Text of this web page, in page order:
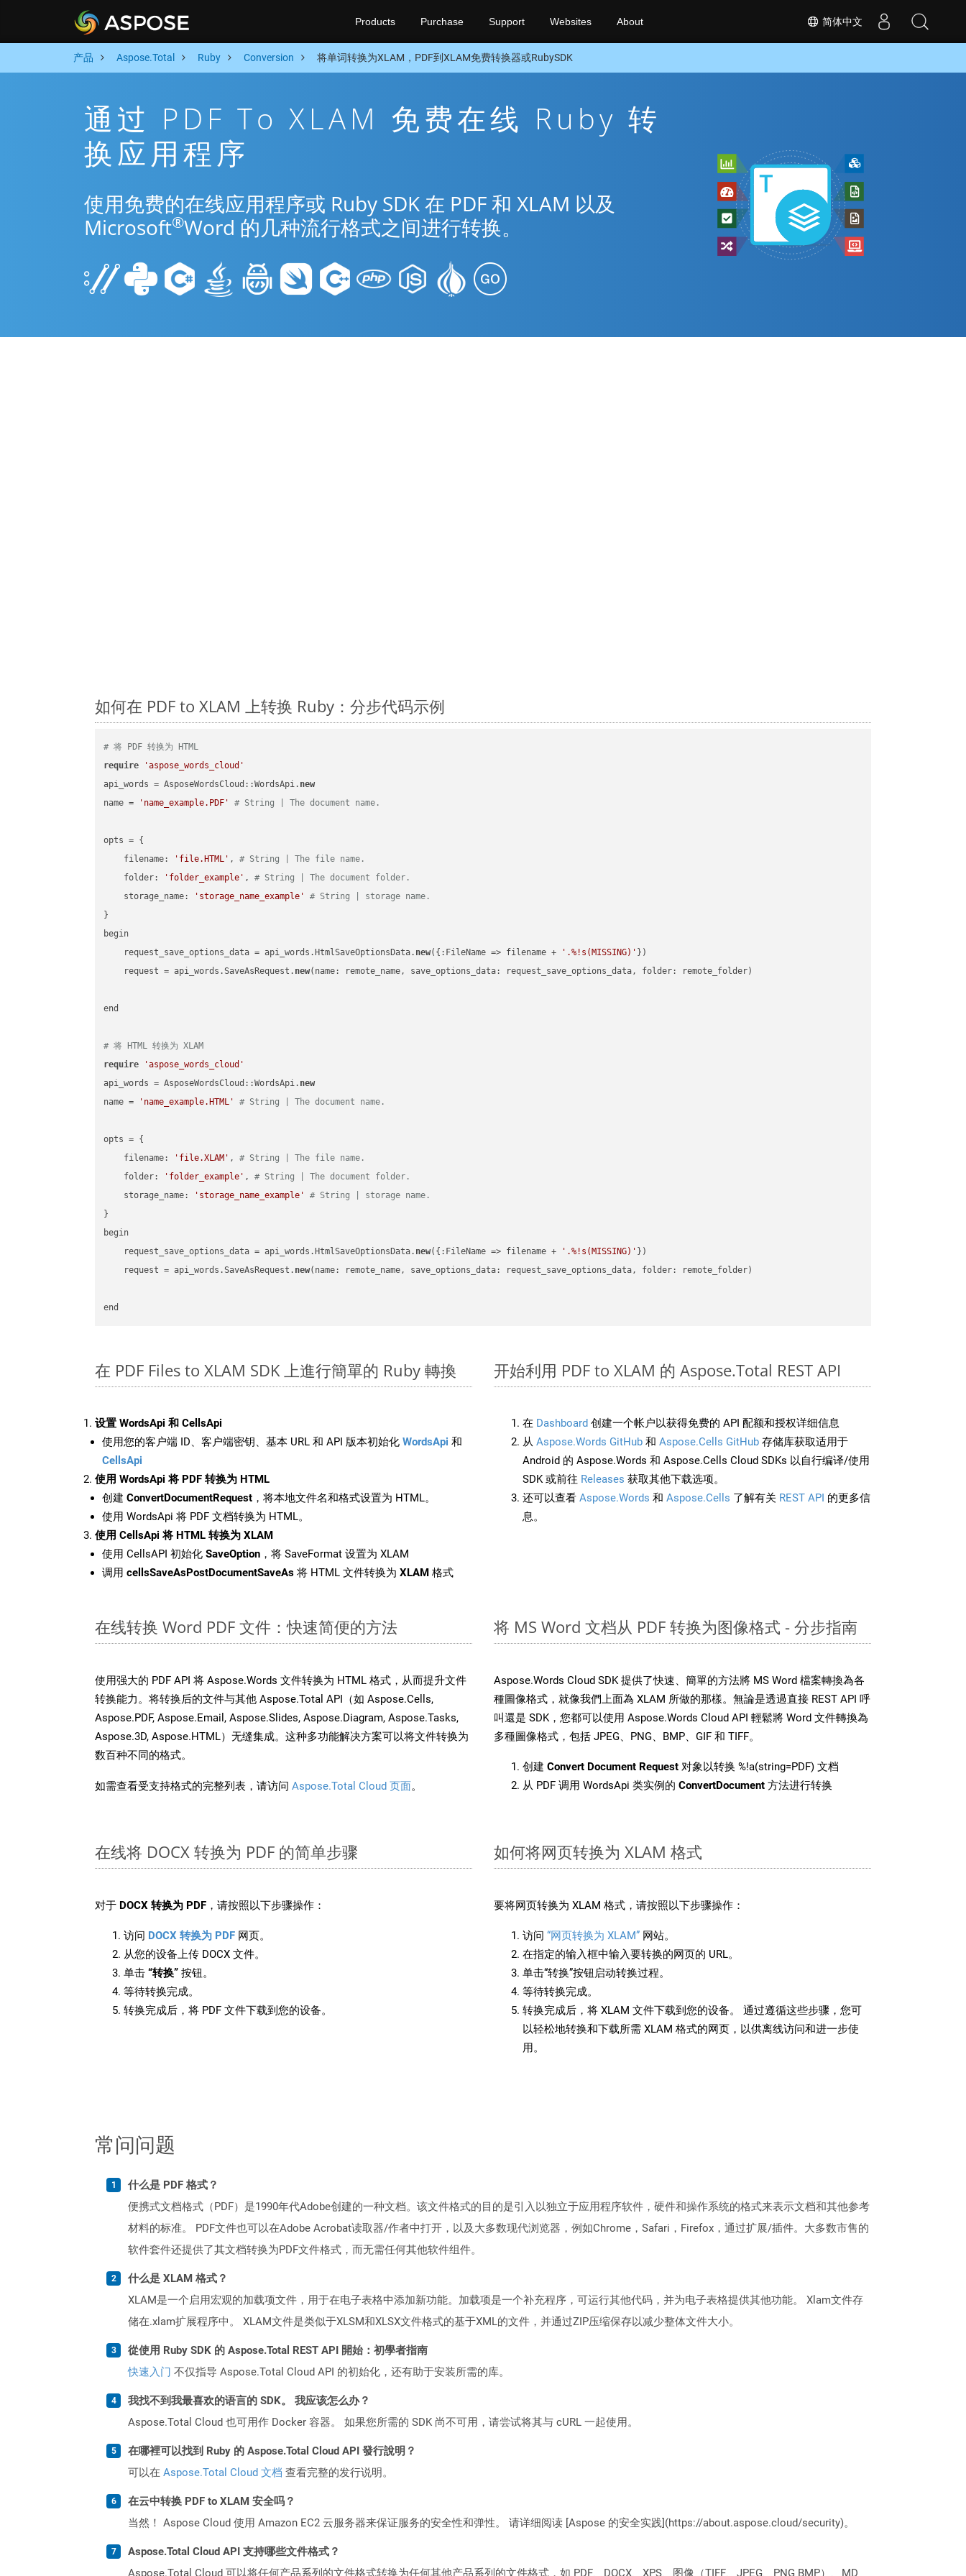
简体中文
Products Purchase Support Websites About
产品 Aspose.Total Ruby Conversion 将单词转换为XLAM，PDF到XLAM免费转换器或RubySDK
通过 PDF To XLAM 免费在线 Ruby 转
换应用程序
使用免费的在线应用程序或 Ruby SDK 在 PDF 和 XLAM 以及
Microsoft®Word 的几种流行格式之间进行转换。
如何在 PDF to XLAM 上转换 Ruby：分步代码示例
# 将 PDF 转换为 HTML
require
'aspose_words_cloud'
api_words = AsposeWordsCloud::WordsApi. new
name =
'name_example.PDF' # String | The document name.
opts = {
    filename:
'file.HTML' , # String | The file name.
    folder:
'folder_example' , # String | The document folder.
    storage_name:
'storage_name_example'
# String | storage name.
}
begin
    request_save_options_data = api_words.HtmlSaveOptionsData.
new({:FileName => filename + '.%!s(MISSING)' })
    request = api_words.SaveAsRequest.
new(name: remote_name, save_options_data: request_save_options_data, folder: remote_folder)
end
# 将 HTML 转换为 XLAM
require
'aspose_words_cloud'
api_words = AsposeWordsCloud::WordsApi. new
name =
'name_example.HTML' # String | The document name.
opts = {
    filename:
'file.XLAM' , # String | The file name.
    folder:
'folder_example' , # String | The document folder.
    storage_name:
'storage_name_example'
# String | storage name.
}
begin
    request_save_options_data = api_words.HtmlSaveOptionsData.
new({:FileName => filename + '.%!s(MISSING)' })
    request = api_words.SaveAsRequest.
new(name: remote_name, save_options_data: request_save_options_data, folder: remote_folder)
在 PDF Files to XLAM SDK 上進行簡單的 Ruby 轉換
设置 WordsApi 和 CellsApi
使用您的客户端 ID、客户端密钥、基本 URL 和 API 版本初始化 WordsApi 和
CellsApi
使用 WordsApi 将 PDF 转换为 HTML
创建 ConvertDocumentRequest ，将本地文件名和格式设置为 HTML。
使用 WordsApi 将 PDF 文档转换为 HTML。
使用 CellsApi 将 HTML 转换为 XLAM
使用 CellsAPI 初始化 SaveOption ，将 SaveFormat 设置为 XLAM
调用 cellsSaveAsPostDocumentSaveAs 将 HTML 文件转换为 XLAM 格式
开始利用 PDF to XLAM 的 Aspose.Total REST API
在 Dashboard 创建一个帐户以获得免费的 API 配额和授权详细信息
从 Aspose.Words GitHub 和 Aspose.Cells GitHub 存储库获取适用于
Android 的 Aspose.Words 和 Aspose.Cells Cloud SDKs 以自行编译/使用
SDK 或前往 Releases 获取其他下载选项。
还可以查看 Aspose.Words 和 Aspose.Cells 了解有关 REST API 的更多信
息。
在线转换 Word PDF 文件：快速简便的方法
使用强大的 PDF API 将 Aspose.Words 文件转换为 HTML 格式，从而提升文件
转换能力。将转换后的文件与其他 Aspose.Total API（如 Aspose.Cells,
Aspose.PDF, Aspose.Email, Aspose.Slides, Aspose.Diagram, Aspose.Tasks,
Aspose.3D, Aspose.HTML）无缝集成。这种多功能解决方案可以将文件转换为
数百种不同的格式。
如需查看受支持格式的完整列表，请访问 Aspose.Total Cloud 页面。
将 MS Word 文档从 PDF 转换为图像格式 - 分步指南
Aspose.Words Cloud SDK 提供了快速、簡單的方法將 MS Word 檔案轉換為各
種圖像格式，就像我們上面為 XLAM 所做的那樣。無論是透過直接 REST API 呼
叫還是 SDK，您都可以使用 Aspose.Words Cloud API 輕鬆將 Word 文件轉換為
多種圖像格式，包括 JPEG、PNG、BMP、GIF 和 TIFF。
创建 Convert Document Request 对象以转换 %!a(string=PDF) 文档
从 PDF 调用 WordsApi 类实例的 ConvertDocument 方法进行转换
在线将 DOCX 转换为 PDF 的简单步骤
对于 DOCX 转换为 PDF ，请按照以下步骤操作：
访问 DOCX 转换为 PDF 网页。
从您的设备上传 DOCX 文件。
单击 “转换” 按钮。
等待转换完成。
转换完成后，将 PDF 文件下载到您的设备。
如何将网页转换为 XLAM 格式
要将网页转换为 XLAM 格式，请按照以下步骤操作：
访问 “网页转换为 XLAM” 网站。
在指定的输入框中输入要转换的网页的 URL。
单击“转换”按钮启动转换过程。
等待转换完成。
转换完成后，将 XLAM 文件下载到您的设备。 通过遵循这些步骤，您可
以轻松地转换和下载所需 XLAM 格式的网页，以供离线访问和进一步使
用。
常问问题
什么是 PDF 格式？
便携式文档格式（PDF）是1990年代Adobe创建的一种文档。该文件格式的目的是引入以独立于应用程序软件，硬件和操作系统的格式来表示文档和其他参考
材料的标准。 PDF文件也可以在Adobe Acrobat读取器/作者中打开，以及大多数现代浏览器，例如Chrome，Safari，Firefox，通过扩展/插件。大多数市售的
软件套件还提供了其文档转换为PDF文件格式，而无需任何其他软件组件。
什么是 XLAM 格式？
XLAM是一个启用宏观的加载项文件，用于在电子表格中添加新功能。加载项是一个补充程序，可运行其他代码，并为电子表格提供其他功能。 Xlam文件存
储在.xlam扩展程序中。 XLAM文件是类似于XLSM和XLSX文件格式的基于XML的文件，并通过ZIP压缩保存以减少整体文件大小。
從使用 Ruby SDK 的 Aspose.Total REST API 開始：初學者指南
快速入门 不仅指导 Aspose.Total Cloud API 的初始化，还有助于安装所需的库。
我找不到我最喜欢的语言的 SDK。 我应该怎么办？
Aspose.Total Cloud 也可用作 Docker 容器。 如果您所需的 SDK 尚不可用，请尝试将其与 cURL 一起使用。
在哪裡可以找到 Ruby 的 Aspose.Total Cloud API 發行說明？
可以在 Aspose.Total Cloud 文档 查看完整的发行说明。
在云中转换 PDF to XLAM 安全吗？
当然！ Aspose Cloud 使用 Amazon EC2 云服务器来保证服务的安全性和弹性。 请详细阅读 [Aspose 的安全实践](https://about.aspose.cloud/security)。
Aspose.Total Cloud API 支持哪些文件格式？
Aspose.Total Cloud 可以将任何产品系列的文件格式转换为任何其他产品系列的文件格式，如 PDF、DOCX、XPS、图像（TIFF、JPEG、PNG BMP）、MD